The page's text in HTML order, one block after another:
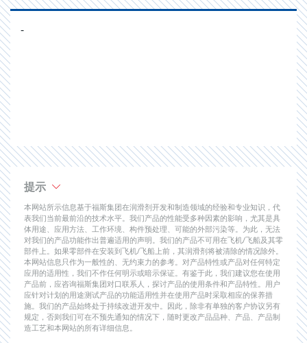
-
提示
本网站所示信息基于福斯集团在润滑剂开发和制造领域的经验和专业知识，代
表我们当前最前沿的技术水平。我们产品的性能受多种因素的影响，尤其是具
体用途、应用方法、工作环境、构件预处理、可能的外部污染等。为此，无法
对我们的产品功能作出普遍适用的声明。我们的产品不可用在飞机/飞船及其零
部件上。如果零部件在安装到飞机/飞船上前，其润滑剂将被清除的情况除外。
本网站信息只作为一般性的、无约束力的参考。对产品特性或产品对任何特定
应用的适用性，我们不作任何明示或暗示保证。有鉴于此，我们建议您在使用
产品前，应咨询福斯集团对口联系人，探讨产品的使用条件和产品特性。用户
应针对计划的用途测试产品的功能适用性并在使用产品时采取相应的保养措
施。我们的产品始终处于持续改进开发中。因此，除非有单独的客户协议另有
规定，否则我们可在不预先通知的情况下，随时更改产品品种、产品、产品制
造工艺和本网站的所有详细信息。